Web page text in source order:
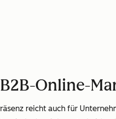
Online-
reicht auch für